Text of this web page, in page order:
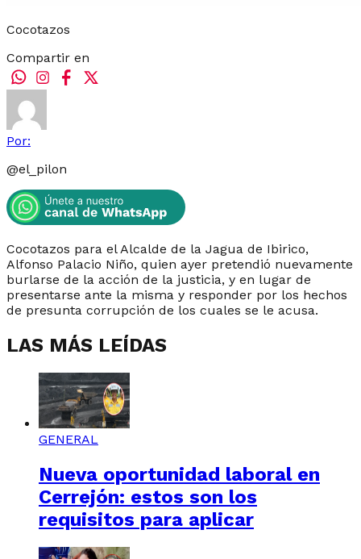
Cocotazos
Compartir en
Por:
@el_pilon
Cocotazos para el Alcalde de la Jagua de Ibirico,
Alfonso Palacio Niño, quien ayer pretendió nuevamente
burlarse de la acción de la justicia, y en lugar de
presentarse ante la misma y responder por los hechos
de presunta corrupción de los cuales se le acusa.
LAS MÁS LEÍDAS
GENERAL
Nueva oportunidad laboral en
Cerrejón: estos son los
requisitos para aplicar